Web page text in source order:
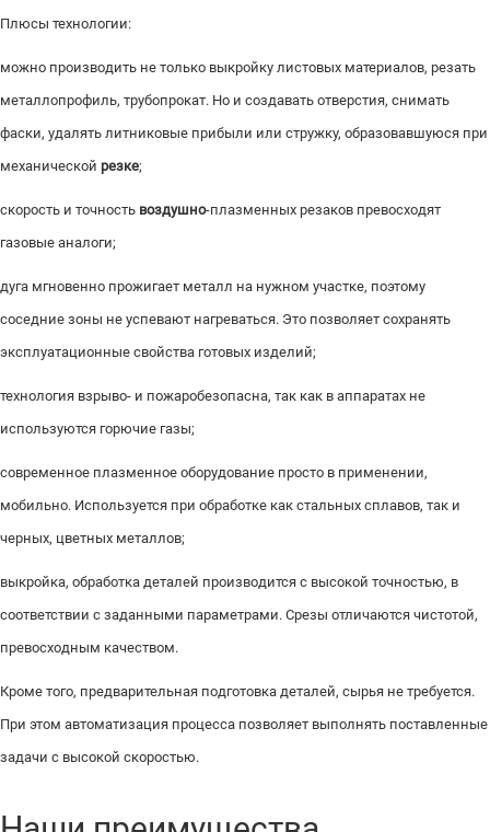
Плюсы технологии:
можно производить не только выкройку листовых материалов, резать
металлопрофиль, трубопрокат. Но и создавать отверстия, снимать
фаски, удалять литниковые прибыли или стружку, образовавшуюся при
механической резке;
скорость и точность воздушно-плазменных резаков превосходят
газовые аналоги;
дуга мгновенно прожигает металл на нужном участке, поэтому
соседние зоны не успевают нагреваться. Это позволяет сохранять
эксплуатационные свойства готовых изделий;
технология взрыво- и пожаробезопасна, так как в аппаратах не
используются горючие газы;
современное плазменное оборудование просто в применении,
мобильно. Используется при обработке как стальных сплавов, так и
черных, цветных металлов;
выкройка, обработка деталей производится с высокой точностью, в
соответствии с заданными параметрами. Срезы отличаются чистотой,
превосходным качеством.
Кроме того, предварительная подготовка деталей, сырья не требуется.
При этом автоматизация процесса позволяет выполнять поставленные
задачи с высокой скоростью.